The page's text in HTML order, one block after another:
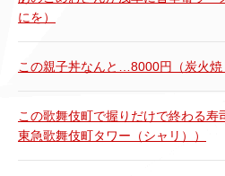
にを）
この親子丼なんと…8000円（炭火焼
この歌舞伎町で握りだけで終わる寿
東急歌舞伎町タワー（シャリ））